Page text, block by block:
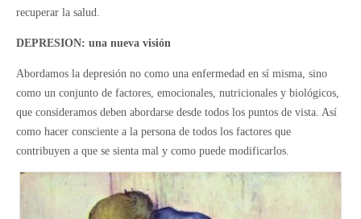
recuperar la salud.
DEPRESION: una nueva visión
Abordamos la depresión no como una enfermedad en sí misma, sino
como un conjunto de factores, emocionales, nutricionales y biológicos,
que consideramos deben abordarse desde todos los puntos de vista. Así
como hacer consciente a la persona de todos los factores que
contribuyen a que se sienta mal y como puede modificarlos.